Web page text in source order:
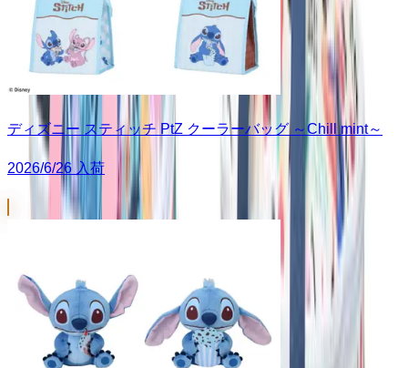
ディズニー スティッチ PtZ クーラーバッグ ～Chill mint～
2026/6/26 入荷